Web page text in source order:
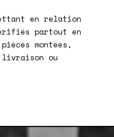
en relation
partout en
montées,
livraison ou